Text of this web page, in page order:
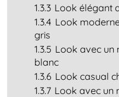
1.3.3 Look élégant
1.3.4 Look
gris
1.3.5 Look avec un
blanc
1.3.6 Look casual
1.3.7 Look avec un